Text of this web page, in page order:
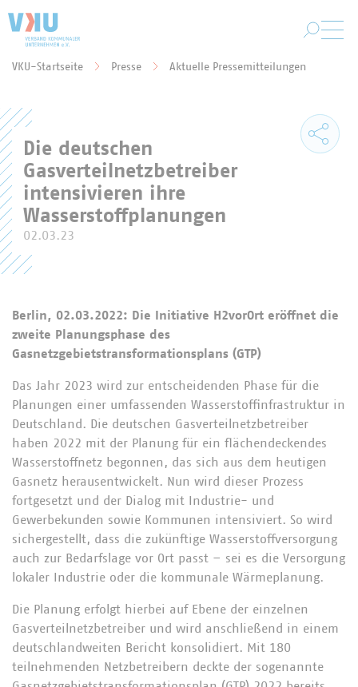
VKU-Startseite Presse Aktuelle Pressemitteilungen
Die deutschen
Gasverteilnetzbetreiber
intensivieren ihre
Wasserstoffplanungen
02.03.23
Berlin, 02.03.2022: Die Initiative H2vorOrt eröffnet die
zweite Planungsphase des
Gasnetzgebietstransformationsplans (GTP)
Das Jahr 2023 wird zur entscheidenden Phase für die
Planungen einer umfassenden Wasserstoffinfrastruktur in
Deutschland. Die deutschen Gasverteilnetzbetreiber
haben 2022 mit der Planung für ein flächendeckendes
Wasserstoffnetz begonnen, das sich aus dem heutigen
Gasnetz herausentwickelt. Nun wird dieser Prozess
fortgesetzt und der Dialog mit Industrie- und
Gewerbekunden sowie Kommunen intensiviert. So wird
sichergestellt, dass die zukünftige Wasserstoffversorgung
auch zur Bedarfslage vor Ort passt – sei es die Versorgung
lokaler Industrie oder die kommunale Wärmeplanung.
Die Planung erfolgt hierbei auf Ebene der einzelnen
Gasverteilnetzbetreiber und wird anschließend in einem
deutschlandweiten Bericht konsolidiert. Mit 180
teilnehmenden Netzbetreibern deckte der sogenannte